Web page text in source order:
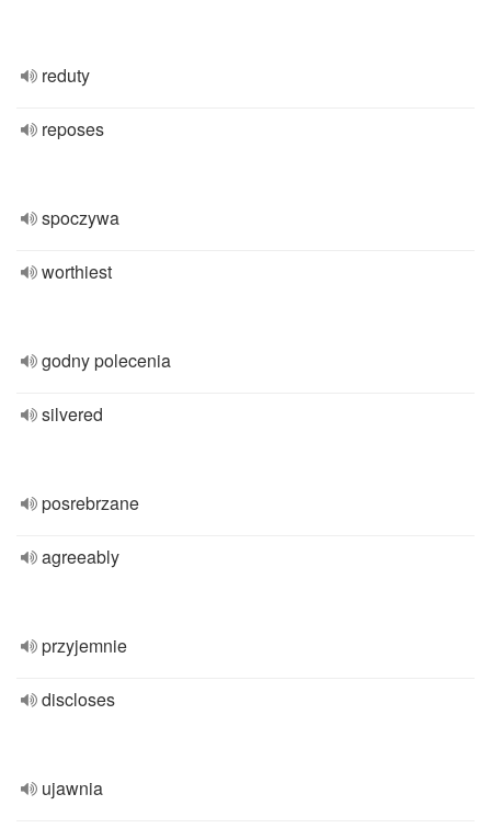
reduty
reposes
spoczywa
worthiest
godny polecenia
silvered
posrebrzane
agreeably
przyjemnie
discloses
ujawnia